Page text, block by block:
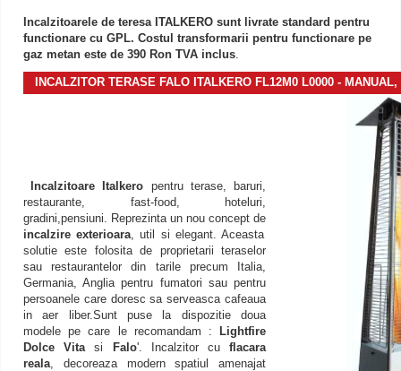
Incalzitoarele de teresa ITALKERO sunt livrate standard pentru
functionare cu GPL. Costul transformarii pentru functionare pe
gaz metan este de 390 Ron TVA inclus.
INCALZITOR TERASE FALO ITALKERO FL12M0 L0000 - MANUAL,
Incalzitoare Italkero pentru terase, baruri,
restaurante, fast-food, hoteluri,
gradini,pensiuni. Reprezinta un nou concept de
incalzire exterioara, util si elegant. Aceasta
solutie este folosita de proprietarii teraselor
sau restaurantelor din tarile precum Italia,
Germania, Anglia pentru fumatori sau pentru
persoanele care doresc sa serveasca cafeaua
in aer liber.Sunt puse la dispozitie doua
modele pe care le recomandam : Lightfire
Dolce Vitasi Falo'. Incalzitor cuflacara
reala, decoreaza modern spatiul amenajat